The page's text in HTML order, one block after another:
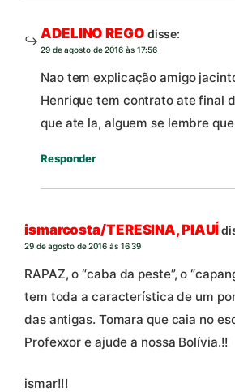
ADELINO REGO disse:
29 de agosto de 2016 às 17:56
Nao tem explicação amigo
Henrique tem contrato ate final
que ate la, alguem se lembre
Responder
ismarcosta/TERESINA, PIAUÍ
29 de agosto de 2016 às 16:39
RAPAZ, o “caba da peste”, o
tem toda a característica de um
das antigas. Tomara que caia no
Profexxor e ajude a nossa Bolívia.!!
ismar!!!